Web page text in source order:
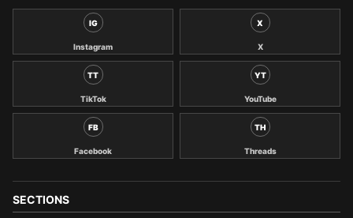
IG
Instagram
X
X
TT
TikTok
YT
YouTube
FB
Facebook
TH
Threads
SECTIONS